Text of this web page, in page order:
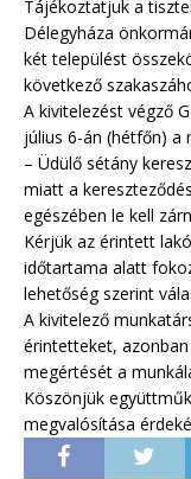
Tájékoztatjuk a
Délegyháza
két települést
következő
A kivitelezést végző
július 6-án (hétfőn) a
– Üdülő sétány
miatt a
egészében le kell
Kérjük az érintett
időtartama alatt
lehetőség szerint
A kivitelező
érintetteket,
megértését a
Köszönjük
megvalósítása